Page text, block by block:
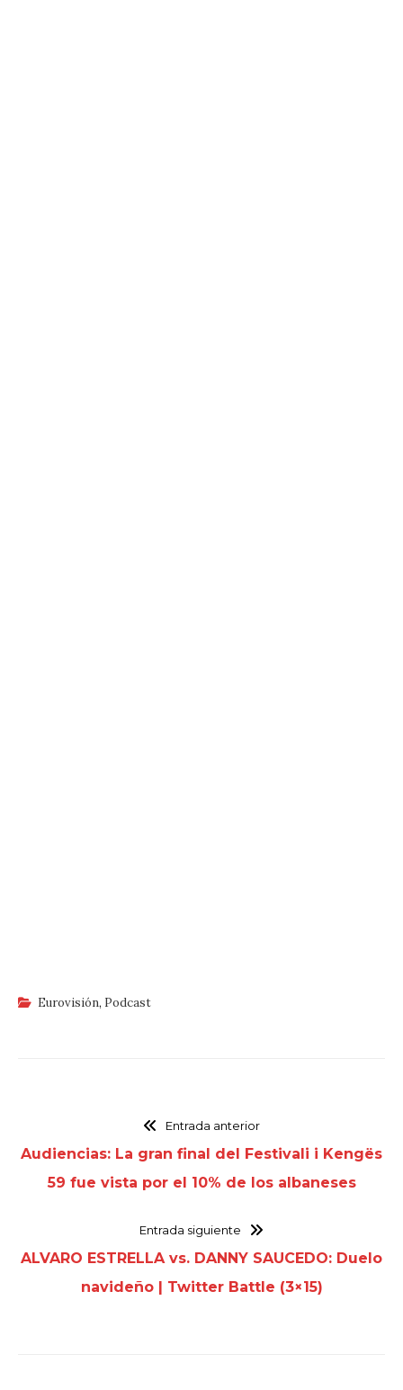
Eurovisión, Podcast
Entrada anterior
Audiencias: La gran final del Festivali i Kengës
59 fue vista por el 10% de los albaneses
Entrada siguiente
ALVARO ESTRELLA vs. DANNY SAUCEDO: Duelo
navideño | Twitter Battle (3×15)